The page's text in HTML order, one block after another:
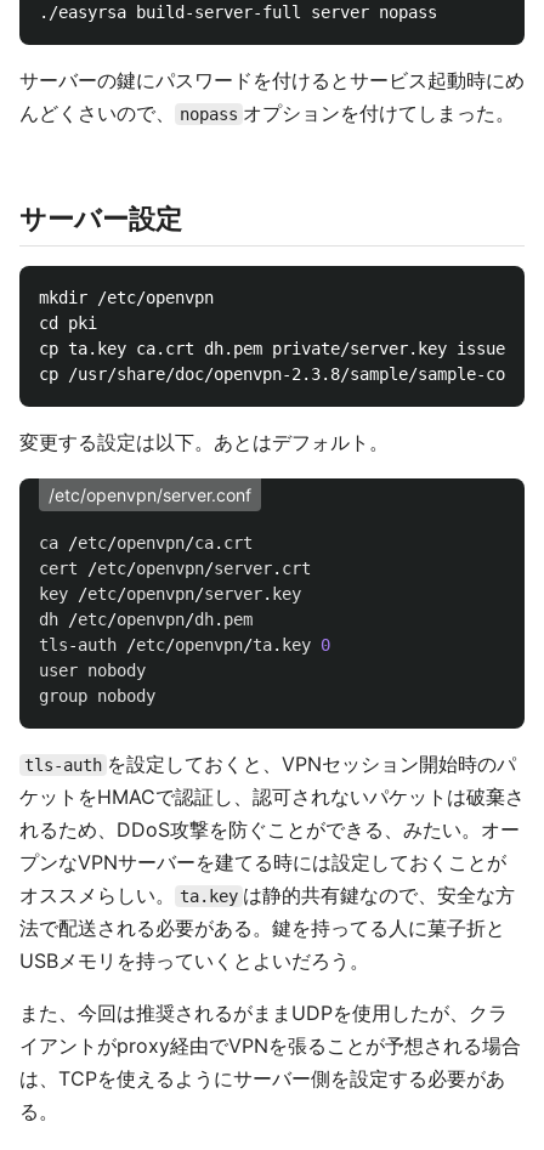
サーバーの鍵にパスワードを付けるとサービス起動時にめ
んどくさいので、
nopass オプションを付けてしまった。
サーバー設定
mkdir /etc/openvpn
cd pki
cp ta.key ca.crt dh.pem private/server.key issued/
変更する設定は以下。あとはデフォルト。
/etc/openvpn/server.conf
ca /etc/openvpn/ca. crt
cert /etc/openvpn/server. crt
key /etc/openvpn/server. key
dh /etc/openvpn/dh. pem
tls-auth /etc/openvpn/ta. key 0
user nobody
group nobody
tls-auth を設定しておくと、VPNセッション開始時のパ
ケットをHMACで認証し、認可されないパケットは破棄さ
れるため、DDoS攻撃を防ぐことができる、みたい。オー
プンなVPNサーバーを建てる時には設定しておくことが
オススメらしい。
ta.key は静的共有鍵なので、安全な方
法で配送される必要がある。鍵を持ってる人に菓子折と
USBメモリを持っていくとよいだろう。
また、今回は推奨されるがままUDPを使用したが、クラ
イアントがproxy経由でVPNを張ることが予想される場合
は、TCPを使えるようにサーバー側を設定する必要があ
る。